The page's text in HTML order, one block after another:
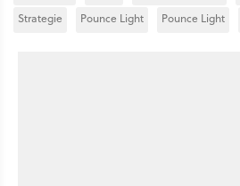
Strategie
Pounce Light Pounce Light